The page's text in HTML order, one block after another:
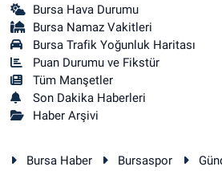
Bursa Hava Durumu
Bursa Namaz Vakitleri
Bursa Trafik Yoğunluk Haritası
Puan Durumu ve Fikstür
Tüm Manşetler
Son Dakika Haberleri
Haber Arşivi
Bursa Haber Bursaspor